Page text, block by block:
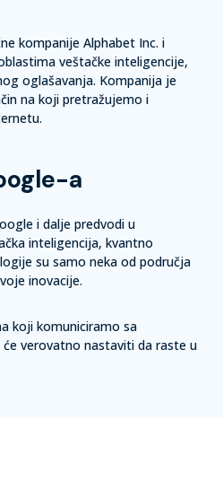
kompanije Alphabet Inc. i
veštačke inteligencije,
oglašavanja. Kompanija je
na koji pretražujemo i
a
i dalje predvodi u
inteligencija, kvantno
su samo neka od područja
inovacije.
koji komuniciramo sa
verovatno nastaviti da raste u